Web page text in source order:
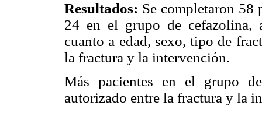
Resultados: Se completaron 58
24 en el grupo de cefazolina,
cuanto a edad, sexo, tipo de
la fractura y la intervención.
Más pacientes en el grupo
autorizado entre la fractura y la